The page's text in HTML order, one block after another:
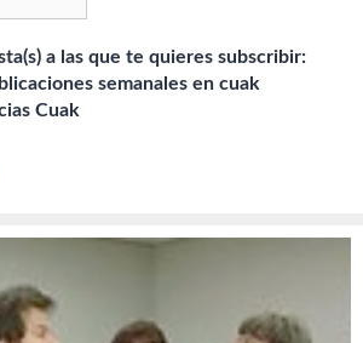
a las que te quieres subscribir:
semanales en cuak
Cuak